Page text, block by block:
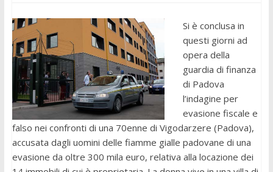
Si è conclusa in
questi giorni ad
opera della
guardia di finanza
di Padova
l’indagine per
evasione fiscale e
falso nei confronti di una 70enne di Vigodarzere (Padova),
accusata dagli uomini delle fiamme gialle padovane di una
evasione da oltre 300 mila euro, relativa alla locazione dei